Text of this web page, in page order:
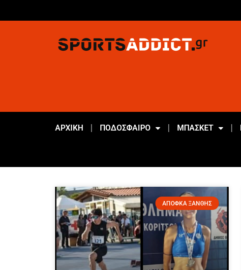
ΑΡΧΙΚΗ ΠΟΔΟΣΦΑΙΡΟ ΜΠΑΣΚΕΤ
ΑΠΟΦΚΑ ΞΑΝΘΗΣ